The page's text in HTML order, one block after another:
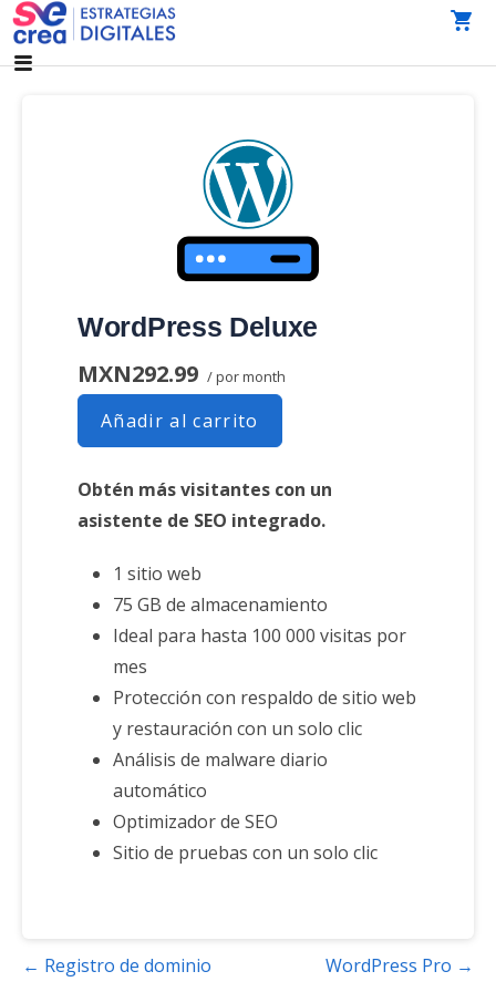
Saltar
contenido
SeCrea Estrategias Digitales | Agencia de Marketing
AGENCIA DE MARKETING DIGITAL CDMX
WordPress Deluxe
MXN292.99 / por month
Añadir al carrito
Obtén más visitantes con un
asistente de SEO integrado.
1 sitio web
75 GB de almacenamiento
Ideal para hasta 100 000 visitas por
mes
Protección con respaldo de sitio web
y restauración con un solo clic
Análisis de malware diario
automático
Optimizador de SEO
Sitio de pruebas con un solo clic
Navegación
← Registro de dominio WordPress Pro →